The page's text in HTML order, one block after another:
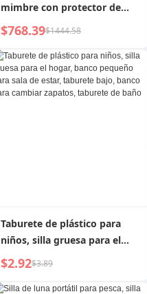
mimbre con protector de
viento de vidrio
$768.39$1444.58
Taburete de plástico para
niños, silla gruesa para el
hogar, banco pequeño para
sala de estar, taburete bajo,
banco para cambiar zapatos,
$2.92$3.89